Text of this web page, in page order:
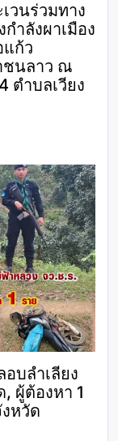
วนร่วมทาง
ำลังผาเมือง
ก้ว
ชนลาว ณ
ตำบลเวียง
บลำเลียง
ผู้ต้องหา 1
หวัด